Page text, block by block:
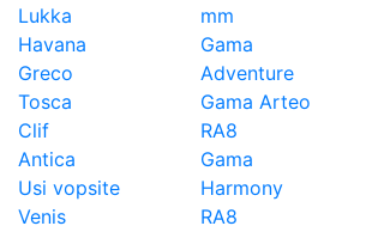
Lukka
Havana
Greco
Tosca
Clif
Antica
Usi vopsite
Venis
mm
Gama
Adventure
Gama Arteo
RA8
Gama
Harmony
RA8